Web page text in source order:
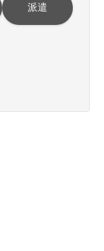
派遣